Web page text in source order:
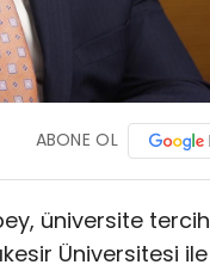
ABONE OL
üniversite tercih
Üniversitesi ile